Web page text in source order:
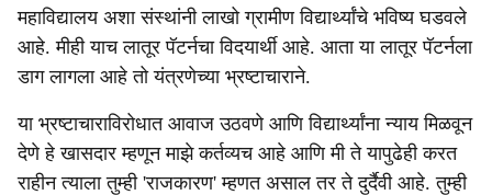
महाविद्यालय अशा संस्थांनी लाखो ग्रामीण विद्यार्थ्यांचे भविष्य घडवले
आहे. मीही याच लातूर पॅटर्नचा विदयार्थी आहे. आता या लातूर पॅटर्नला
डाग लागला आहे तो यंत्रणेच्या भ्रष्टाचाराने.
या भ्रष्टाचाराविरोधात आवाज उठवणे आणि विद्यार्थ्यांना न्याय मिळवून
देणे हे खासदार म्हणून माझे कर्तव्यच आहे आणि मी ते यापुढेही करत
राहीन त्याला तुम्ही 'राजकारण' म्हणत असाल तर ते दुर्दैवी आहे. तुम्ही